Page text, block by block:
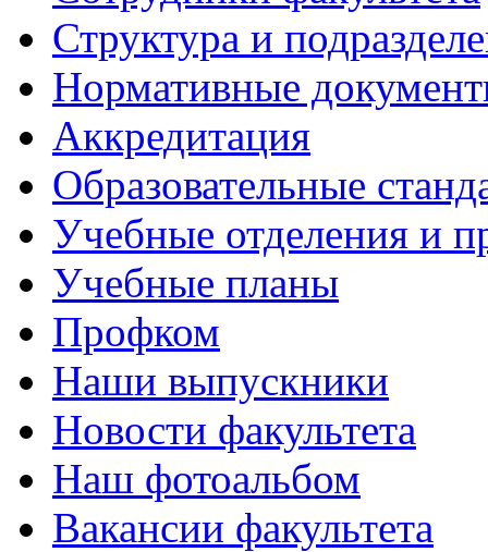
Структура и
Нормативные
Аккредитация
Образовательные
Учебные отделения и
Учебные планы
Профком
Наши выпускники
Новости факультета
Наш фотоальбом
Вакансии факультета